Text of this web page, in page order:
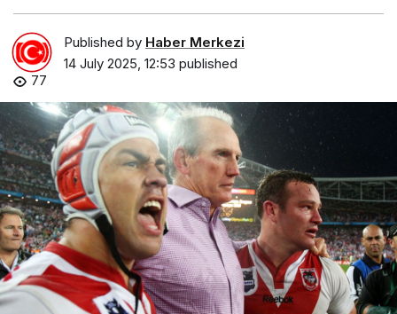
Published by Haber Merkezi
14 July 2025, 12:53 published
77